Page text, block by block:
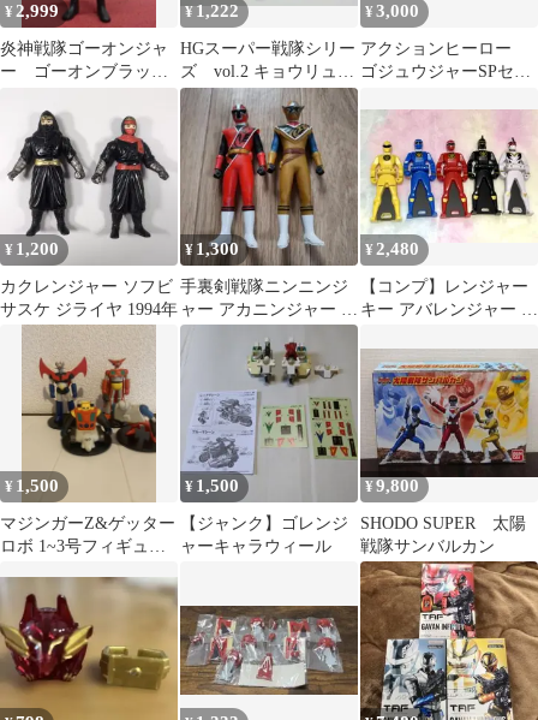
¥2,999
炎神戦隊ゴーオンジャ
ー ゴーオンブラッグ
¥ 1,222
HGスーパー戦隊シリー
ズ vol.2 キョウリュウ
レッド ガオレッド
¥3,000
アクションヒーロー
ゴジュウジャーSPセッ
¥ 1,200
カクレンジャー ソフビ
サスケ ジライヤ 1994年
¥ 1,300
手裏剣戦隊ニンニンジ
ャー アカニンジャー ス
ターニンジャー 2体セ
¥2,480
⁠【コンプ】レンジャー
キー アバレンジャー 5
ー⁠
¥ 1,500
マジンガーZ&ゲッター
ロボ 1~3号フィギュア
¥ 1,500
【ジャンク】ゴレンジ
ャーキャラウィール
¥9,800
SHODO SUPER 太陽
戦隊サンバルカン